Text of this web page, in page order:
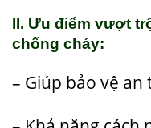
II. Ưu điểm vượt
chống cháy:
– Giúp bảo vệ